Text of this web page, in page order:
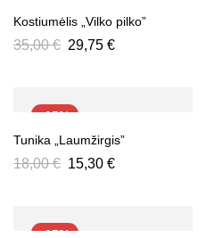
Kostiumėlis „Vilko pilko”
35,00€ 29,75 €
-15%
Tunika „Laumžirgis”
18,00€ 15,30 €
-15%